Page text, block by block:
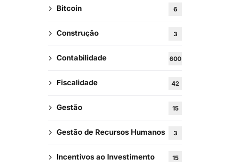
Bitcoin 6
Construção 3
Contabilidade 600
Fiscalidade 42
Gestão 15
Gestão de Recursos Humanos 3
Incentivos ao Investimento 15